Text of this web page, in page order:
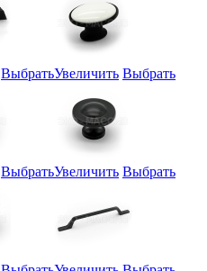
ВыбратьУвеличить Выбрать
ВыбратьУвеличить Выбрать